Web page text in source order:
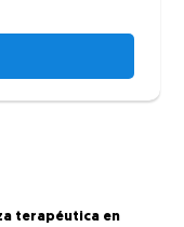
terapéutica en